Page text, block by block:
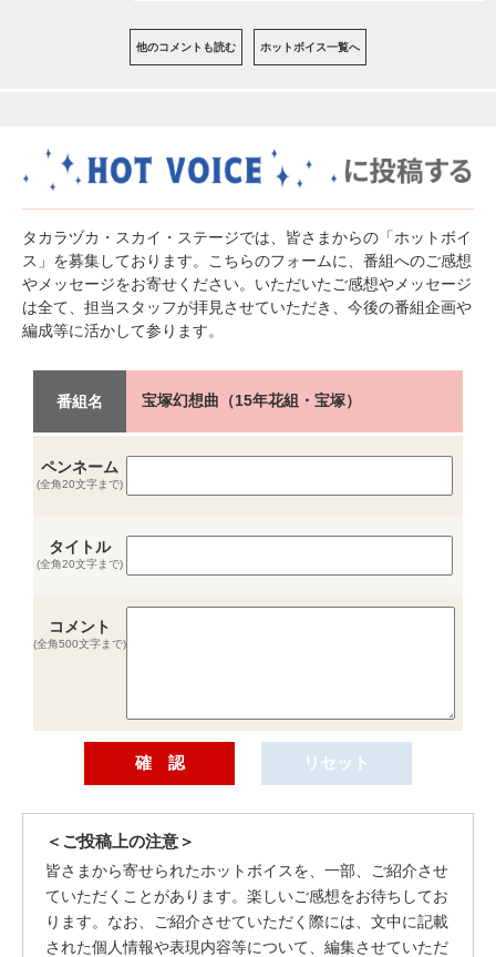
他のコメントも読む ホットボイス一覧へ
タカラヅカ・スカイ・ステージでは、皆さまからの「ホットボイ
ス」を募集しております。こちらのフォームに、番組へのご感想
やメッセージをお寄せください。いただいたご感想やメッセージ
は全て、担当スタッフが拝見させていただき、今後の番組企画や
編成等に活かして参ります。
番組名 宝塚幻想曲（15年花組・宝塚）
ペンネーム
(全角20文字まで)
タイトル
(全角20文字まで)
コメント
(全角500文字まで)
＜ご投稿上の注意＞
皆さまから寄せられたホットボイスを、一部、ご紹介させ
ていただくことがあります。楽しいご感想をお待ちしてお
ります。なお、ご紹介させていただく際には、文中に記載
された個人情報や表現内容等について、編集させていただ